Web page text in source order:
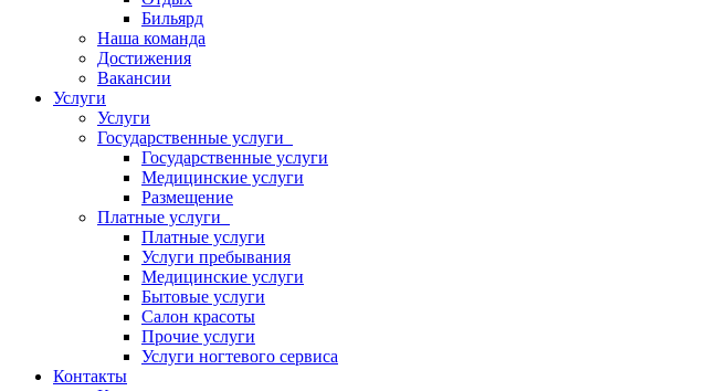
Бильярд
Наша команда
Достижения
Вакансии
Услуги
Услуги
Государственные услуги
Государственные услуги
Медицинские услуги
Размещение
Платные услуги
Платные услуги
Услуги пребывания
Медицинские услуги
Бытовые услуги
Салон красоты
Прочие услуги
Услуги ногтевого сервиса
Контакты